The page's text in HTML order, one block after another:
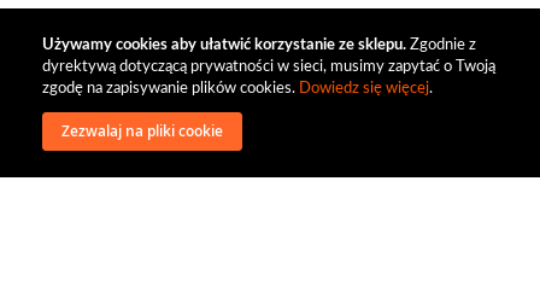
Używamy cookies aby ułatwić korzystanie ze sklepu. Zgodnie z
dyrektywą dotyczącą prywatności w sieci, musimy zapytać o Twoją
zgodę na zapisywanie plików cookies. Dowiedz się więcej.
Zezwalaj na pliki cookie